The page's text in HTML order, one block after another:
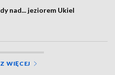
nad... jeziorem Ukiel
WIĘCEJ